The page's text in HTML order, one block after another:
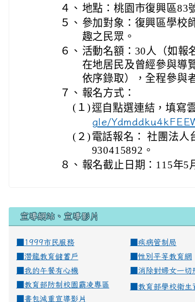
４、 地點：桃園市復興區83
５、 參加對象：復興區學校
趣之民眾。
６、 活動名額：30人（如報
在地居民及曾經參與導
依序錄取），全程參與
７、 報名方式：
(１) 逕自點選連結，填寫
gle/
(２) 電話報名： 社團法人
930415892。
８、 報名截止日期：115年5
宣導網站、宣導影片
■1999市民服務 疾病管制局
潛龍教育儲蓄戶 性別平等教育網
我的午餐有心機
消除對婦女一切
教育部防制校園霸凌專區
教育部學校衛生
書包減重宣導影片